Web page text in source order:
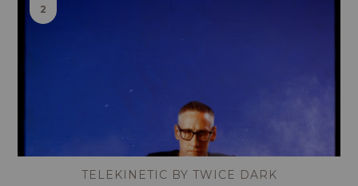
TELEKINETIC BY TWICE DARK